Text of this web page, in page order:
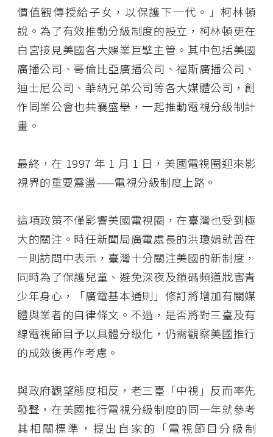
價值觀傳授給子女，以保護下一代。」柯林頓
說。為了有效推動分級制度的設立，柯林頓更在
白宮接見美國各大娛業巨擘主管。其中包括美國
廣播公司、哥倫比亞廣播公司、福斯廣播公司、
迪士尼公司、華納兄弟公司等各大媒體公司，創
作同業公會也共襄盛舉，一起推動電視分級制計
畫。
最終，在 1997 年 1 月 1 日，美國電視圈迎來影
視界的重要震盪——電視分級制度上路。
這項政策不僅影響美國電視圈，在臺灣也受到極
大的關注。時任新聞局廣電處長的洪瓊娟就曾在
一則訪問中表示，臺灣十分關注美國的新制度，
同時為了保護兒童、避免深夜及鎖碼頻道戕害青
少年身心，「廣電基本通則」修訂將增加有關媒
體與業者的自律條文。不過，是否將對三臺及有
線電視節目予以具體分級化，仍需觀察美國推行
的成效後再作考慮。
與政府觀望態度相反，老三臺「中視」反而率先
發聲，在美國推行電視分級制度的同一年就參考
其相關標準，提出自家的「電視節目分級制